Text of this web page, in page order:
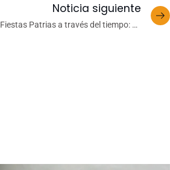
Noticia siguiente
Fiestas Patrias a través del tiempo: de